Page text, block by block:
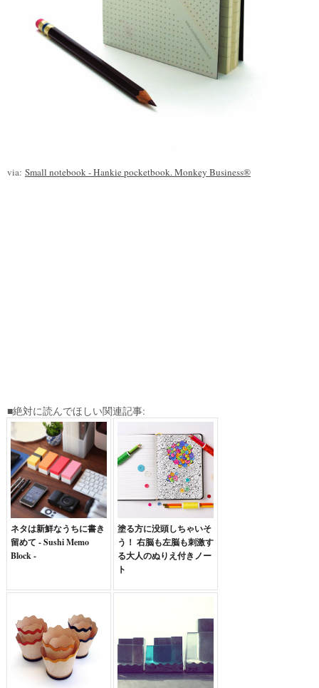
via: Small notebook - Hankie pocketbook. Monkey Business®
■絶対に読んでほしい関連記事:
ネタは新鮮なうちに書き
留めて - Sushi Memo
Block -
塗る方に没頭しちゃいそ
う！ 右脳も左脳も刺激す
る大人のぬりえ付きノー
ト